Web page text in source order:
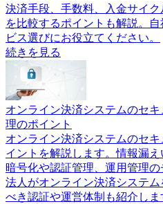
決済手段、手数料、入金サイ
を比較するポイントも解説。
ビス選びにお役立てください。
続きを見る
オンライン決済システムのセ
理のポイント
オンライン決済システムのセ
イントを解説します。情報漏
暗号化や認証管理、運用管理の
法人がオンライン決済システ
べき認証や運営体制も紹介しま